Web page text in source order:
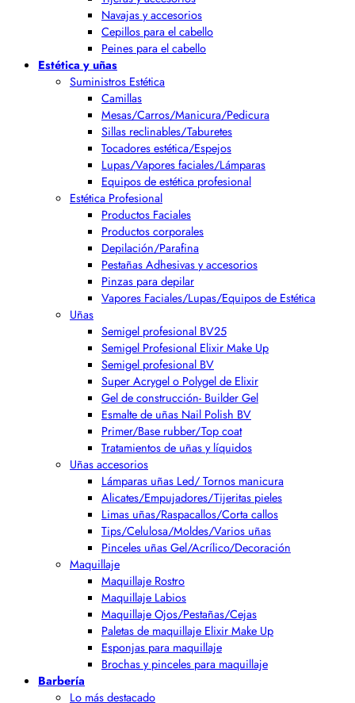
Navajas y accesorios
Cepillos para el cabello
Peines para el cabello
Estética y uñas
Suministros Estética
Camillas
Mesas/Carros/Manicura/Pedicura
Sillas reclinables/Taburetes
Tocadores estética/Espejos
Lupas/Vapores faciales/Lámparas
Equipos de estética profesional
Estética Profesional
Productos Faciales
Productos corporales
Depilación/Parafina
Pestañas Adhesivas y accesorios
Pinzas para depilar
Vapores Faciales/Lupas/Equipos de Estética
Uñas
Semigel profesional BV25
Semigel Profesional Elixir Make Up
Semigel profesional BV
Super Acrygel o Polygel de Elixir
Gel de construcción- Builder Gel
Esmalte de uñas Nail Polish BV
Primer/Base rubber/Top coat
Tratamientos de uñas y líquidos
Uñas accesorios
Lámparas uñas Led/ Tornos manicura
Alicates/Empujadores/Tijeritas pieles
Limas uñas/Raspacallos/Corta callos
Tips/Celulosa/Moldes/Varios uñas
Pinceles uñas Gel/Acrílico/Decoración
Maquillaje
Maquillaje Rostro
Maquillaje Labios
Maquillaje Ojos/Pestañas/Cejas
Paletas de maquillaje Elixir Make Up
Esponjas para maquillaje
Brochas y pinceles para maquillaje
Barbería
Lo más destacado